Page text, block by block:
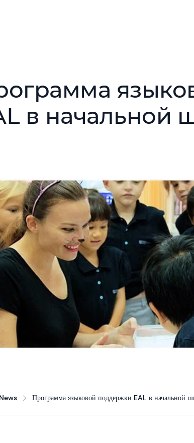
в начальной
News Программа языковой поддержки EAL в начальной